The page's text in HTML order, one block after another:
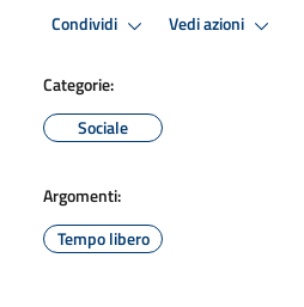
Condividi Vedi azioni
Categorie:
Sociale
Argomenti:
Tempo libero